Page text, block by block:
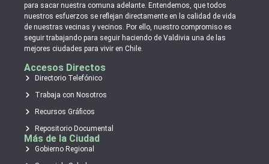
para sacar nuestra comuna adelante. Entendemos, que todos
nuestros esfuerzos se reflejan directamente en la calidad de vida
de nuestras vecinas y vecinos. Por ello, nuestro compromiso es
seguir trabajando para seguir haciendo de Valdivia una de las
mejores ciudades para vivir en Chile.
Accesos Directos
Directorio Telefónico
Trabaja con Nosotros
Recursos Gráficos
Repositorio Documental
Más de la Ciudad
Gobierno Regional